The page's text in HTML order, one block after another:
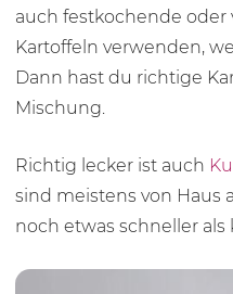
auch festkochende
Kartoffeln verwenden,
Dann hast du richtige
Mischung.
Richtig lecker ist auch
sind meistens von Haus
noch etwas schneller als